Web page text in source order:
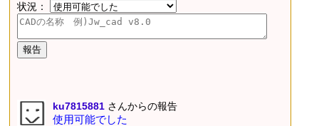
状況：
ku7815881 さんからの報告
使用可能でした